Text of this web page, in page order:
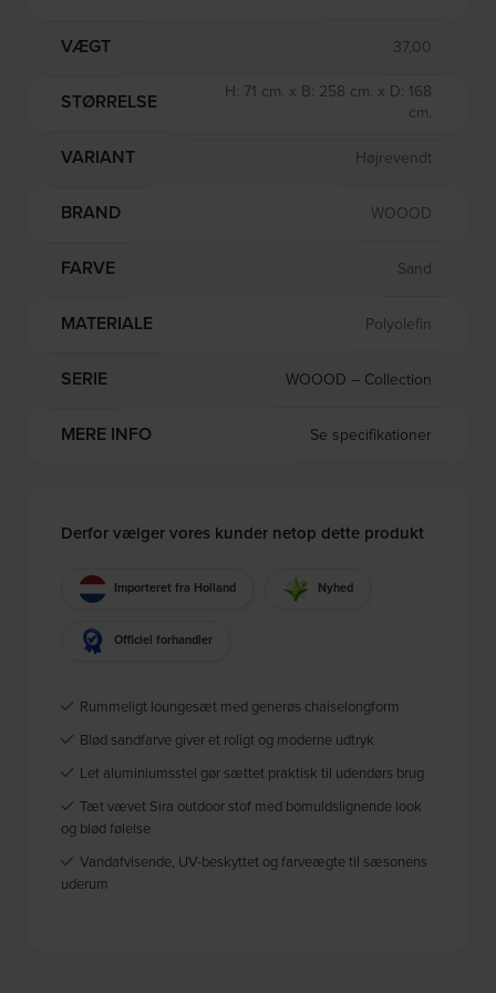
VÆGT 37,00
STØRRELSE
H: 71 cm. x B: 258 cm. x D: 168
cm.
VARIANT Højrevendt
BRAND WOOOD
FARVE Sand
MATERIALE Polyolefin
SERIE WOOOD – Collection
MERE INFO Se specifikationer
Derfor vælger vores kunder netop dette produkt
Importeret fra Holland Nyhed
Officiel forhandler
Rummeligt loungesæt med generøs chaiselongform
Blød sandfarve giver et roligt og moderne udtryk
Let aluminiumsstel gør sættet praktisk til udendørs brug
Tæt vævet Sira outdoor stof med bomuldslignende look
og blød følelse
Vandafvisende, UV-beskyttet og farveægte til sæsonens
uderum